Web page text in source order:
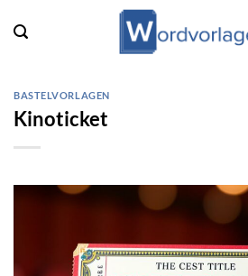
Inhalt
BASTELVORLAGEN
Kinoticket